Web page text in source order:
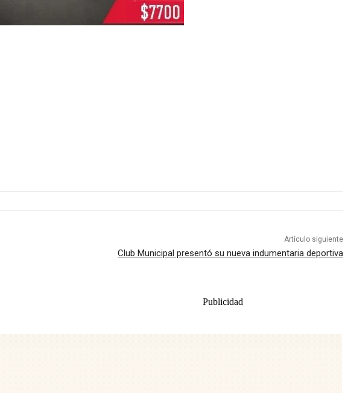
Artículo siguiente
Club Municipal presentó su nueva indumentaria deportiva
Publicidad